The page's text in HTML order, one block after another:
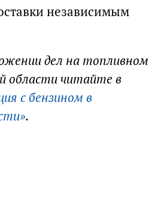
независимым
дел на топливном
области читайте в
с бензином в
.